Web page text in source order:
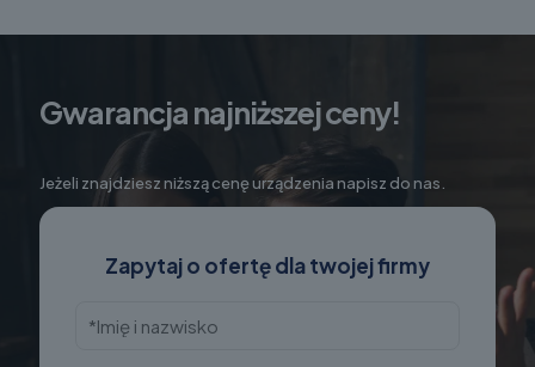
Gwarancja najniższej ceny!
Jeżeli znajdziesz niższą cenę urządzenia napisz do nas.
Zapytaj o ofertę dla twojej firmy